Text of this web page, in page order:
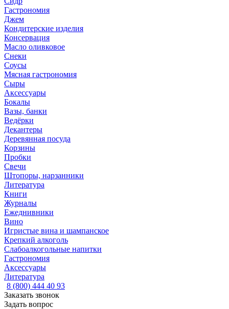
Гастрономия
Джем
Кондитерские изделия
Консервация
Масло оливковое
Снеки
Соусы
Мясная гастрономия
Сыры
Аксессуары
Бокалы
Вазы, банки
Ведёрки
Декантеры
Деревянная посуда
Корзины
Пробки
Свечи
Штопоры, нарзанники
Литература
Книги
Журналы
Ежеднивники
Вино
Игристые вина и шампанское
Крепкий алкоголь
Слабоалкогольные напитки
Гастрономия
Аксессуары
Литература
8 (800) 444 40 93
Заказать звонок
Задать вопрос